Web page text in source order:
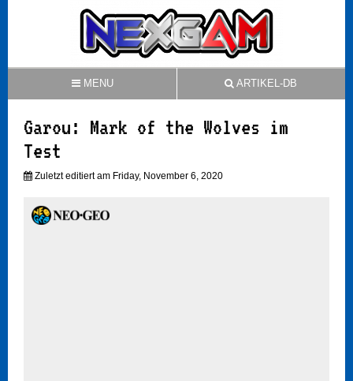
MENU ARTIKEL-DB
Garou: Mark of the Wolves im
Test
Zuletzt editiert am Friday, November 6, 2020